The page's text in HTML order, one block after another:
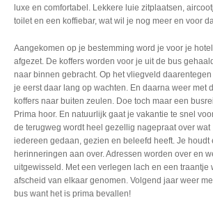
luxe en comfortabel. Lekkere luie zitplaatsen,
toilet en een koffiebar, wat wil je nog meer en voor
Aangekomen op je bestemming word je voor je hotel
afgezet. De koffers worden voor je uit de bus
naar binnen gebracht. Op het vliegveld daarentegen
je eerst daar lang op wachten. En daarna weer met
koffers naar buiten zeulen. Doe toch maar een
Prima hoor. En natuurlijk gaat je vakantie te snel
de terugweg wordt heel gezellig nagepraat over wat
iedereen gedaan, gezien en beleefd heeft. Je houdt
herinneringen aan over. Adressen worden over en
uitgewisseld. Met een verlegen lach en een traantje
afscheid van elkaar genomen. Volgend jaar weer
bus want het is prima bevallen!